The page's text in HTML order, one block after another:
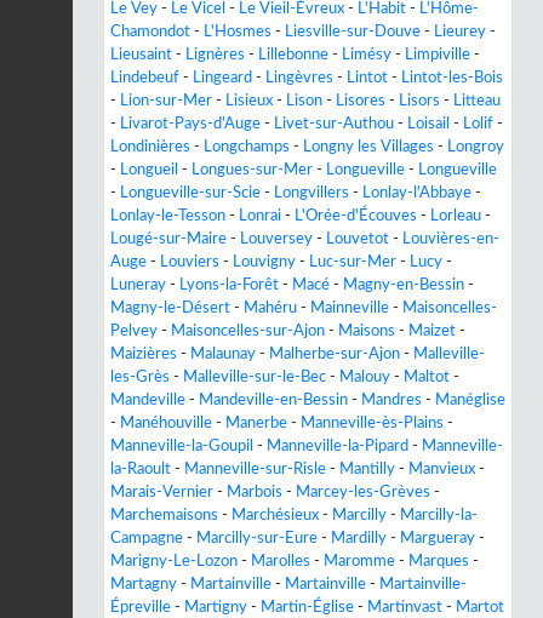
Le Vey - Le Vicel - Le Vieil-Évreux - L'Habit - L'Hôme-
Chamondot - L'Hosmes - Liesville-sur-Douve - Lieurey -
Lieusaint - Lignères - Lillebonne - Limésy - Limpiville -
Lindebeuf - Lingeard - Lingèvres - Lintot - Lintot-les-Bois
- Lion-sur-Mer - Lisieux - Lison - Lisores - Lisors - Litteau
- Livarot-Pays-d'Auge - Livet-sur-Authou - Loisail - Lolif -
Londinières - Longchamps - Longny les Villages - Longroy
- Longueil - Longues-sur-Mer - Longueville - Longueville
- Longueville-sur-Scie - Longvillers - Lonlay-l'Abbaye -
Lonlay-le-Tesson - Lonrai - L'Orée-d'Écouves - Lorleau -
Lougé-sur-Maire - Louversey - Louvetot - Louvières-en-
Auge - Louviers - Louvigny - Luc-sur-Mer - Lucy -
Luneray - Lyons-la-Forêt - Macé - Magny-en-Bessin -
Magny-le-Désert - Mahéru - Mainneville - Maisoncelles-
Pelvey - Maisoncelles-sur-Ajon - Maisons - Maizet -
Maizières - Malaunay - Malherbe-sur-Ajon - Malleville-
les-Grès - Malleville-sur-le-Bec - Malouy - Maltot -
Mandeville - Mandeville-en-Bessin - Mandres - Manéglise
- Manéhouville - Manerbe - Manneville-ès-Plains -
Manneville-la-Goupil - Manneville-la-Pipard - Manneville-
la-Raoult - Manneville-sur-Risle - Mantilly - Manvieux -
Marais-Vernier - Marbois - Marcey-les-Grèves -
Marchemaisons - Marchésieux - Marcilly - Marcilly-la-
Campagne - Marcilly-sur-Eure - Mardilly - Margueray -
Marigny-Le-Lozon - Marolles - Maromme - Marques -
Martagny - Martainville - Martainville - Martainville-
Épreville - Martigny - Martin-Église - Martinvast - Martot